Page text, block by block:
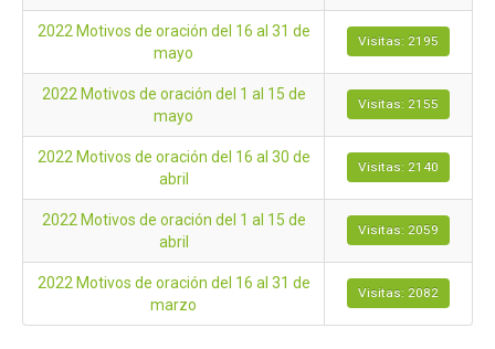
2022 Motivos de oración del 16 al 31 de
mayo
Visitas: 2195
2022 Motivos de oración del 1 al 15 de
mayo
Visitas: 2155
2022 Motivos de oración del 16 al 30 de
abril
Visitas: 2140
2022 Motivos de oración del 1 al 15 de
abril
Visitas: 2059
2022 Motivos de oración del 16 al 31 de
marzo
Visitas: 2082